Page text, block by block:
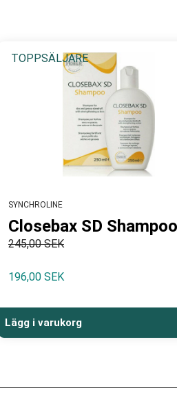
TOPPSÄLJARE
SYNCHROLINE
Closebax SD Shampoo
245,00 SEK
196,00 SEK
Lägg i varukorg